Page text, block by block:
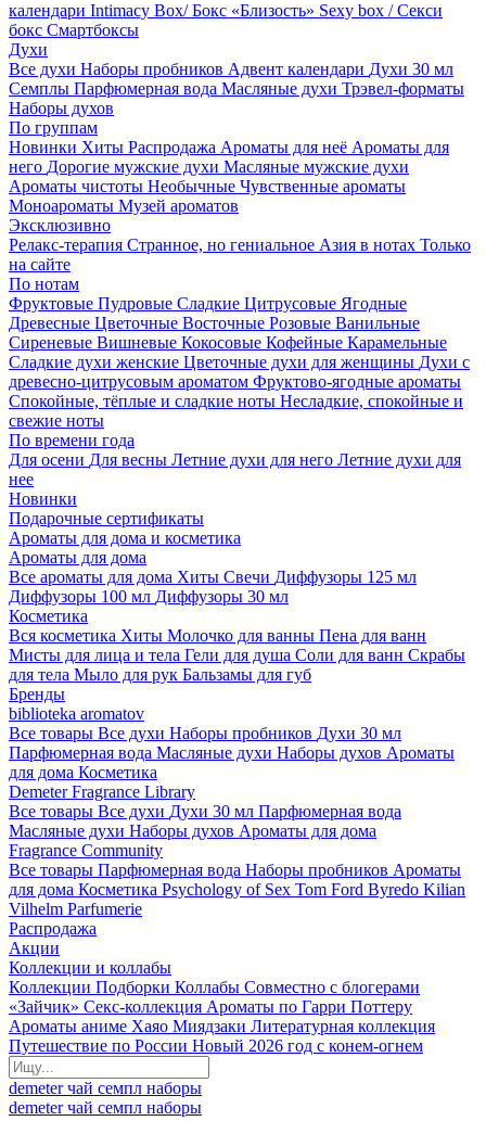
календари Intimacy Box/ Бокс «Близость» Sexy box / Секси
бокс Смартбоксы
Духи
Все духи Наборы пробников Адвент календари Духи 30 мл
Семплы Парфюмерная вода Масляные духи Трэвел-форматы
Наборы духов
По группам
Новинки Хиты Распродажа Ароматы для неё Ароматы для
него Дорогие мужские духи Масляные мужские духи
Ароматы чистоты Необычные Чувственные ароматы
Моноароматы Музей ароматов
Эксклюзивно
Релакс-терапия Странное, но гениальное Азия в нотах Только
на сайте
По нотам
Фруктовые Пудровые Сладкие Цитрусовые Ягодные
Древесные Цветочные Восточные Розовые Ванильные
Сиреневые Вишневые Кокосовые Кофейные Карамельные
Сладкие духи женские Цветочные духи для женщины Духи с
древесно-цитрусовым ароматом Фруктово-ягодные ароматы
Спокойные, тёплые и сладкие ноты Несладкие, спокойные и
свежие ноты
По времени года
Для осени Для весны Летние духи для него Летние духи для
нее
Новинки
Подарочные сертификаты
Ароматы для дома и косметика
Ароматы для дома
Все ароматы для дома Хиты Свечи Диффузоры 125 мл
Диффузоры 100 мл Диффузоры 30 мл
Косметика
Вся косметика Хиты Молочко для ванны Пена для ванн
Мисты для лица и тела Гели для душа Соли для ванн Скрабы
для тела Мыло для рук Бальзамы для губ
Бренды
biblioteka aromatov
Все товары Все духи Наборы пробников Духи 30 мл
Парфюмерная вода Масляные духи Наборы духов Ароматы
для дома Косметика
Demeter Fragrance Library
Все товары Все духи Духи 30 мл Парфюмерная вода
Масляные духи Наборы духов Ароматы для дома
Fragrance Community
Все товары Парфюмерная вода Наборы пробников Ароматы
для дома Косметика Psychology of Sex Tom Ford Byredo Kilian
Vilhelm Parfumerie
Распродажа
Акции
Коллекции и коллабы
Коллекции Подборки Коллабы Совместно с блогерами
«Зайчик» Секс-коллекция Ароматы по Гарри Поттеру
Ароматы аниме Хаяо Миядзаки Литературная коллекция
Путешествие по России Новый 2026 год с конем-огнем
demeterчай семпл наборы
demeterчай семпл наборы